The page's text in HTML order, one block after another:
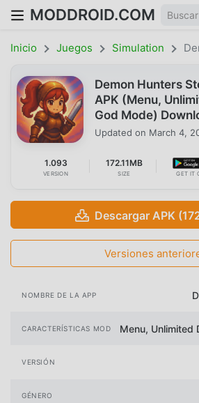
MODDROID.COM
Inicio Juegos Simulation
Demon Hunters
APK (Menu,
God Mode)
Updated on March 4,
1.093
VERSION
172.11MB
SIZE GET IT
Descargar APK
Versiones
NOMBRE DE LA APP
CARACTERÍSTICAS MOD Menu, Unlimited
VERSIÓN
GÉNERO